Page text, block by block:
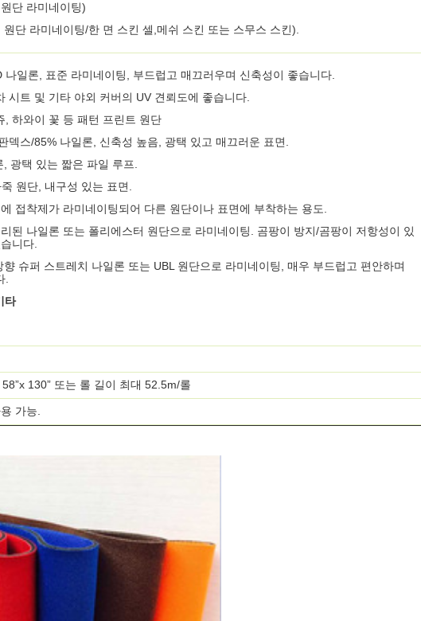
단 라미네이팅)
단 라미네이팅/한 면 스킨 셀, 메쉬 스킨 또는 스무스 스킨).
나일론, 표준 라미네이팅, 부드럽고 매끄러우며 신축성이 좋습니다.
시트 및 기타 야외 커버의 UV 견뢰도에 좋습니다.
, 하와이 꽃 등 패턴 프린트 원단
덱스/85% 나일론, 신축성 높음, 광택 있고 매끄러운 표면.
광택 있는 짧은 파일 루프.
원단, 내구성 있는 표면.
접착제가 라미네이팅되어 다른 원단이나 표면에 부착하는 용도.
된 나일론 또는 폴리에스터 원단으로 라미네이팅. 곰팡이 방지/곰팡이 저항성이 있
니다.
향 슈퍼 스트레치 나일론 또는 UBL 원단으로 라미네이팅, 매우 부드럽고 편안하며
.
타
130” 또는 롤 길이 최대 52.5m/롤
가능.